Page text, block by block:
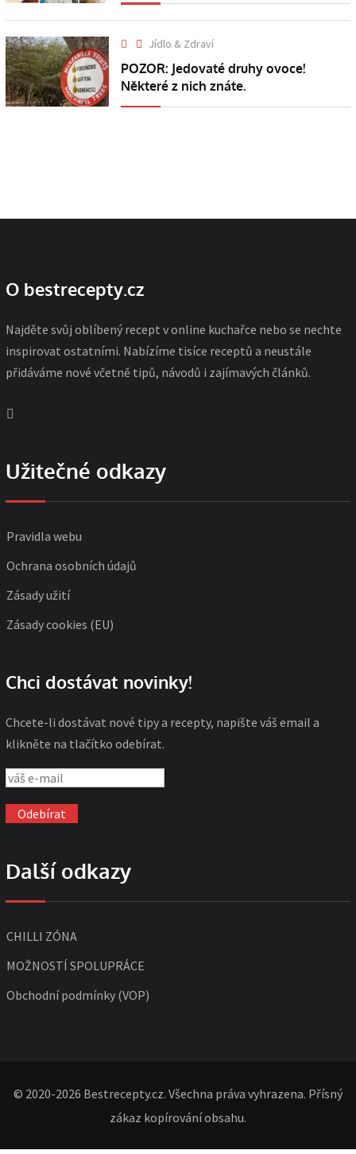
Jídlo & Zdraví
POZOR: Jedovaté druhy ovoce!
Některé z nich znáte.
O bestrecepty.cz
Najděte svůj oblíbený recept v online kuchařce nebo se nechte
inspirovat ostatními. Nabízíme tisíce receptů a neustále
přidáváme nové včetně tipů, návodů i zajímavých článků.
Užitečné odkazy
Pravidla webu
Ochrana osobních údajů
Zásady užití
Zásady cookies (EU)
Chci dostávat novinky!
Chcete-li dostávat nové tipy a recepty, napište váš email a
klikněte na tlačítko odebírat.
Další odkazy
CHILLI ZÓNA
MOŽNOSTÍ SPOLUPRÁCE
Obchodní podmínky (VOP)
© 2020-2026 Bestrecepty.cz. Všechna práva vyhrazena. Přísný
zákaz kopírování obsahu.